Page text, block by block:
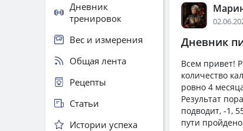
Дневник
Всем привет!
количество
ровно 4
Результат
подводит, -1,
пути
Дневник
тренировок
Вес и измерения
Общая лента
Рецепты
Статьи
Истории успеха